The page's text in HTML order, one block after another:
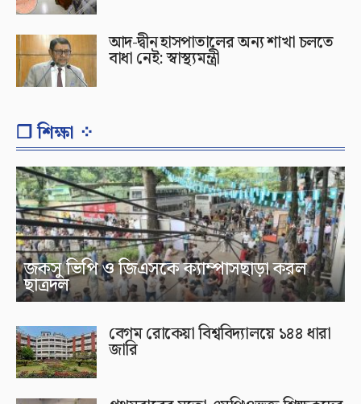
আদ-দ্বীন হাসপাতালের অন্য শাখা চলতে
বাধা নেই: স্বাস্থ্যমন্ত্রী
❐ শিক্ষা ⁘
জকসু ভিপি ও জিএসকে ক্যাম্পাসছাড়া করল
ছাত্রদল
বেগম রোকেয়া বিশ্ববিদ্যালয়ে ১৪৪ ধারা
জারি